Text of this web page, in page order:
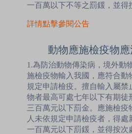
一百萬以下不等之罰鍰，並得
詳情點擊參閱公告
動物應施檢疫物
1.為防治動物傳染病，境外動
施檢疫物輸入我國，應符合動
規定申請檢疫。擅自輸入屬禁
物者最高可處七年以下有期徒
三百萬元以下罰金。應施檢疫
人未依規定申請檢疫者，得處
一百萬元以下罰鍰，並得按次